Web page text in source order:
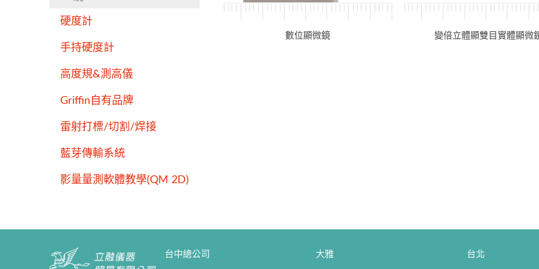
硬度計
手持硬度計
高度規&測高儀
Griffin自有品牌
雷射打標/切割/焊接
藍芽傳輸系統
影量量測軟體教學(QM 2D)
數位顯微鏡 變倍立體顯雙目實體顯微
台中總公司 大雅 台北